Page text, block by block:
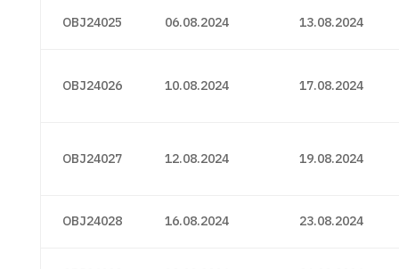
OBJ24025 06.08.2024 13.08.2024
OBJ24026 10.08.2024 17.08.2024
OBJ24027 12.08.2024 19.08.2024
OBJ24028 16.08.2024 23.08.2024